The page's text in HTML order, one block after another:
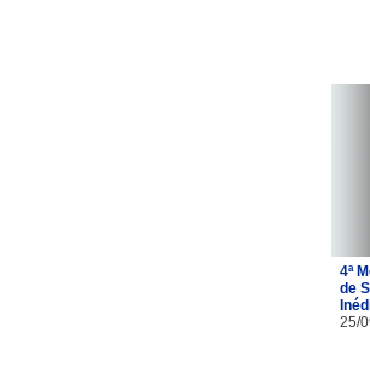
4ª
de
25/